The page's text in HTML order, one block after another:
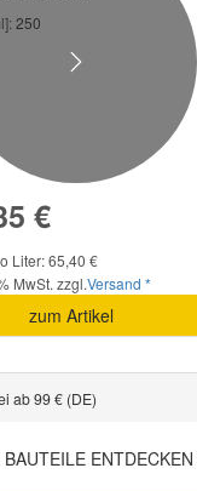
250
€
Liter: 65,40 €
MwSt. zzgl.Versand *
zum Artikel
Next
ab 99 € (DE)
ENTDECKEN